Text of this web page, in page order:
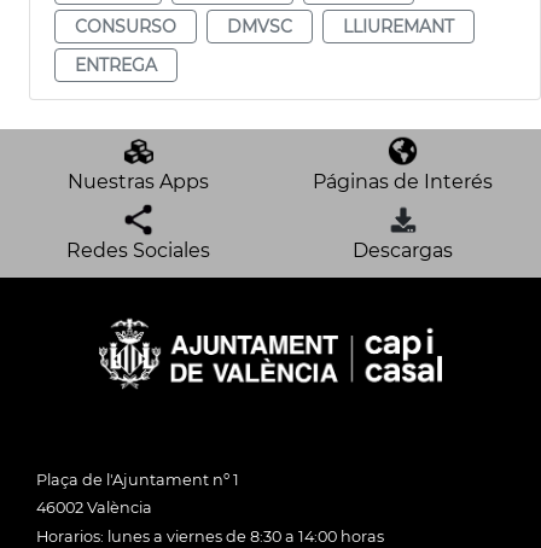
CONSURSO
DMVSC
LLIUREMANT
ENTREGA
Nuestras Apps Páginas de Interés
Redes Sociales Descargas
Plaça de l'Ajuntament nº 1
46002 València
Horarios: lunes a viernes de 8:30 a 14:00 horas